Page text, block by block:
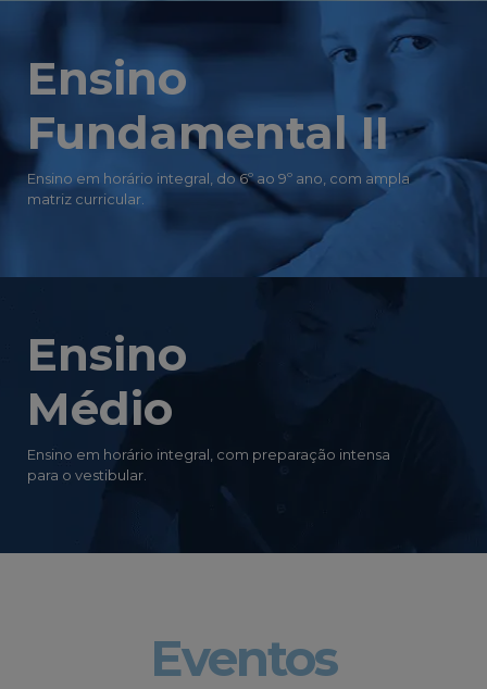
Ensino
Fundamental II
Ensino em horário integral, do 6º ao 9º ano, com ampla
matriz curricular.
Ensino
Médio
Ensino em horário integral, com preparação intensa
para o vestibular.
Eventos